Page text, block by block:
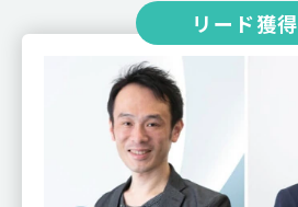
リード獲得